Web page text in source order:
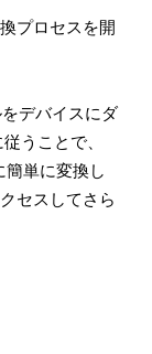
プロセスを開
デバイスにダ
うことで、
簡単に変換し
セスしてさら